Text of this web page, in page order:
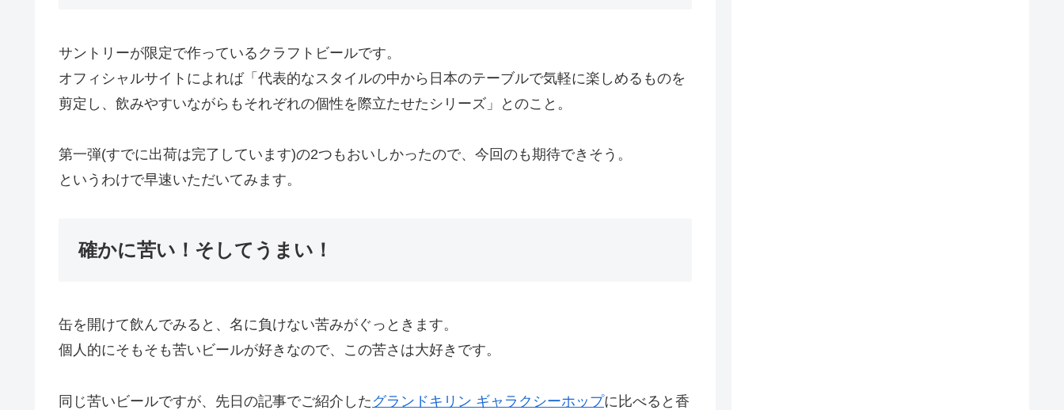
サントリーが限定で作っているクラフトビールです。
オフィシャルサイトによれば「代表的なスタイルの中から日本のテーブルで気軽に楽しめるものを
剪定し、飲みやすいながらもそれぞれの個性を際立たせたシリーズ」とのこと。
第一弾(すでに出荷は完了しています)の2つもおいしかったので、今回のも期待できそう。
というわけで早速いただいてみます。
確かに苦い！そしてうまい！
缶を開けて飲んでみると、名に負けない苦みがぐっときます。
個人的にそもそも苦いビールが好きなので、この苦さは大好きです。
同じ苦いビールですが、先日の記事でご紹介した グランドキリン ギャラクシーホップに比べると香